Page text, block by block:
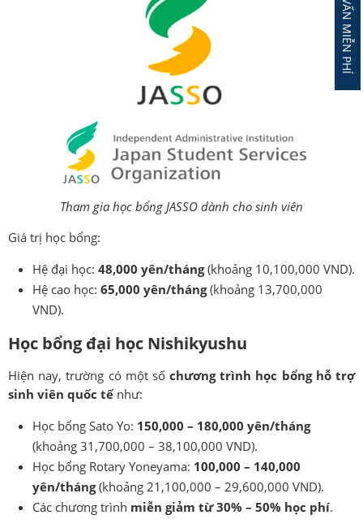
Tham gia học bổng JASSO dành cho sinh viên
Giá trị học bổng:
Hệ đại học: 48,000 yên/tháng(khoảng 10,100,000 VND).
Hệ cao học: 65,000 yên/tháng(khoảng 13,700,000
VND).
Học bổng đại học Nishikyushu
Hiện nay, trường có một sốchương trình học bổng hỗ trợ
sinh viên quốc tếnhư:
Học bổng Sato Yo: 150,000 – 180,000 yên/tháng
(khoảng 31,700,000 – 38,100,000 VND).
Học bổng Rotary Yoneyama: 100,000 – 140,000
yên/tháng(khoảng 21,100,000 – 29,600,000 VND).
Các chương trình miễn giảm từ 30% – 50% học phí.